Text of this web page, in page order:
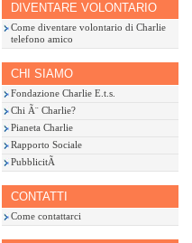
DIVENTARE VOLONTARIO
Come diventare volontario di Charlie
telefono amico
CHI SIAMO
Fondazione Charlie E.t.s.
Chi Ã¨ Charlie?
Pianeta Charlie
Rapporto Sociale
PubblicitÃ
CONTATTI
Come contattarci